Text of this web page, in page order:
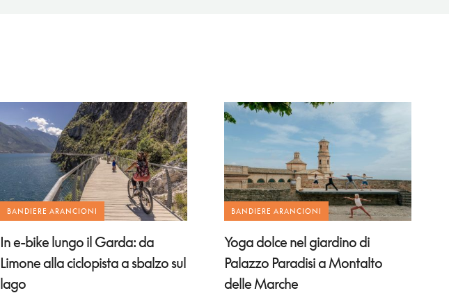
BANDIERE ARANCIONI
In e-bike lungo il Garda: da
Limone alla ciclopista a sbalzo sul
lago
BANDIERE ARANCIONI
Yoga dolce nel giardino di
Palazzo Paradisi a Montalto
delle Marche